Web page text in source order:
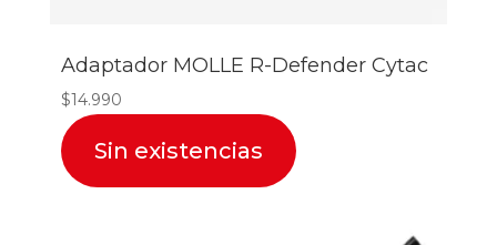
Adaptador MOLLE R-Defender Cytac
$14.990
Sin existencias